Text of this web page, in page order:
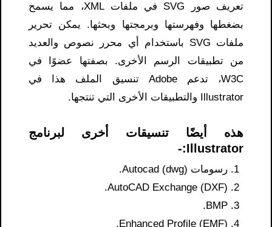
تعريف صور SVG في ملفات XML، مما يسمح
بضغطها وفهرستها وبرمجتها وبحثها. يمكن تحرير
ملفات SVG باستخدام أي محرر نصوص والعديد
من تطبيقات الرسم الأخرى. بصفتها عضوًا في
W3C، تدعم Adobe تنسيق الملف هذا في
Illustrator والتطبيقات الأخرى التي تنتجها.
هذه أيضًا تنسيقات أخرى لبرنامج
Illustrator:-
رسومات Autocad (dwg).
AutoCAD Exchange (DXF).
BMP.
Enhanced Profile (EMF).